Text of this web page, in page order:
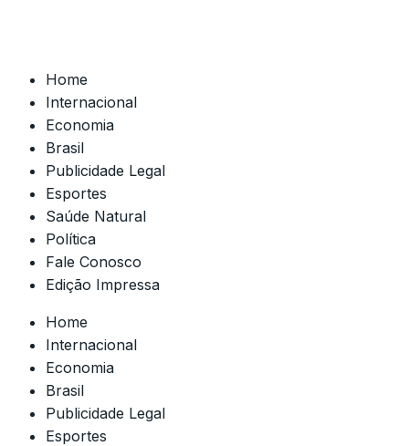
Home
Internacional
Economia
Brasil
Publicidade Legal
Esportes
Saúde Natural
Política
Fale Conosco
Edição Impressa
Home
Internacional
Economia
Brasil
Publicidade Legal
Esportes